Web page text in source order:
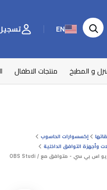
EN تسجيل
و المطبخ منتجات الاطفال
إكسسوارات الحاسوب
وأجهزة التوافق الداخلية
كرت التقاط باورولوجي - PWCC1C1HD - توصيل يو اس بي سي - متوافق مع OBS Studi /